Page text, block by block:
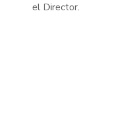
el Director.